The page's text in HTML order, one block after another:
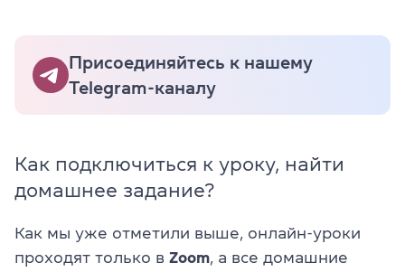
Присоединяйтесь к нашему
Telegram-каналу
Как подключиться к уроку, найти
домашнее задание?
Как мы уже отметили выше, онлайн-уроки
проходят только в Zoom, а все домашние